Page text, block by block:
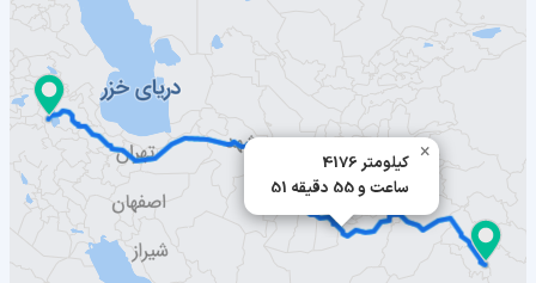
4176 کیلومتر
51 ساعت و 55 دقیقه
×
مسیر دهلی به ارومیه